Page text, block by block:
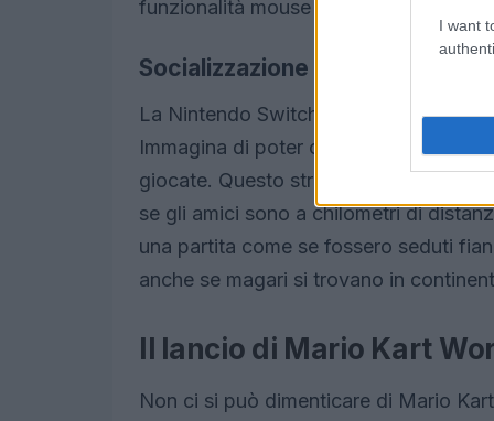
I want
funzionalità mouse integrata.
Socializzazione nel gaming: la
La Nintendo Switch 2 introduce
Immagina di poter chiacchierare con i
giocate. Questo strumento permette
se gli amici sono a chilometri di
una partita come se fossero seduti
anche se magari si trovano in
Il lancio di Mario Kart
Non ci si può dimenticare di Mario